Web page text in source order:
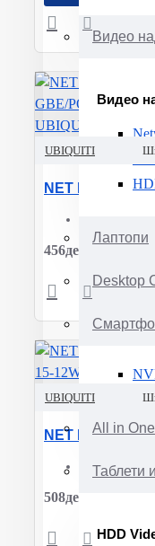
Видео
Видео
Лаптопи
Desktop
All in One
Таблети
HDD
UBIQUITI
456ден.
UBIQUITI
Product Type:
508ден.